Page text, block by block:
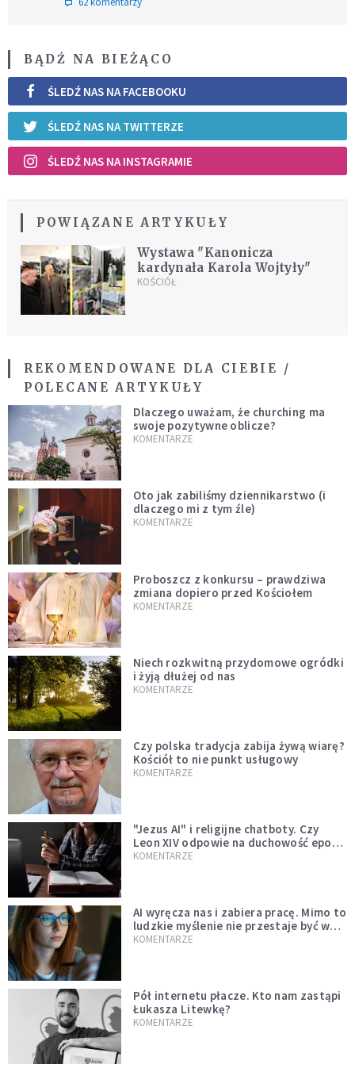
BĄDŹ NA BIEŻĄCO
ŚLEDŹ NAS NA FACEBOOKU
ŚLEDŹ NAS NA TWITTERZE
ŚLEDŹ NAS NA INSTAGRAMIE
POWIĄZANE ARTYKUŁY
Wystawa "Kanonicza
kardynała Karola Wojtyły"
KOŚCIÓŁ
REKOMENDOWANE DLA CIEBIE /
POLECANE ARTYKUŁY
Dlaczego uważam, że churching ma
swoje pozytywne oblicze?
KOMENTARZE
Oto jak zabiliśmy dziennikarstwo (i
dlaczego mi z tym źle)
KOMENTARZE
Proboszcz z konkursu – prawdziwa
zmiana dopiero przed Kościołem
KOMENTARZE
Niech rozkwitną przydomowe ogródki
i żyją dłużej od nas
KOMENTARZE
Czy polska tradycja zabija żywą wiarę?
Kościół to nie punkt usługowy
KOMENTARZE
"Jezus AI" i religijne chatboty. Czy
Leon XIV odpowie na duchowość epoki
sztucznej inteligencji?
KOMENTARZE
AI wyręcza nas i zabiera pracę. Mimo to
ludzkie myślenie nie przestaje być w
cenie
KOMENTARZE
Pół internetu płacze. Kto nam zastąpi
Łukasza Litewkę?
KOMENTARZE